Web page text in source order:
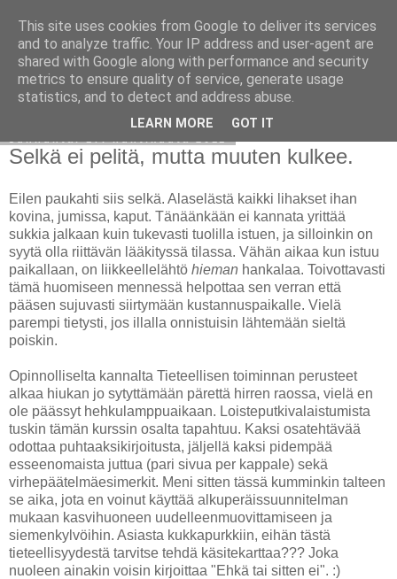
Avoin blogiskelija
Selkä ei pelitä, mutta muuten kulkee.
Eilen paukahti siis selkä. Alaselästä kaikki lihakset ihan
kovina, jumissa, kaput. Tänäänkään ei kannata yrittää
sukkia jalkaan kuin tukevasti tuolilla istuen, ja silloinkin on
syytä olla riittävän lääkityssä tilassa. Vähän aikaa kun istuu
paikallaan, on liikkeellelähtö hieman hankalaa. Toivottavasti
tämä huomiseen mennessä helpottaa sen verran että
pääsen sujuvasti siirtymään kustannuspaikalle. Vielä
parempi tietysti, jos illalla onnistuisin lähtemään sieltä
poiskin.
Opinnolliselta kannalta Tieteellisen toiminnan perusteet
alkaa hiukan jo sytyttämään pärettä hirren raossa, vielä en
ole päässyt hehkulamppuaikaan. Loisteputkivalaistumista
tuskin tämän kurssin osalta tapahtuu. Kaksi osatehtävää
odottaa puhtaaksikirjoitusta, jäljellä kaksi pidempää
esseenomaista juttua (pari sivua per kappale) sekä
virhepäätelmäesimerkit. Meni sitten tässä kumminkin talteen
se aika, jota en voinut käyttää alkuperäissuunnitelman
mukaan kasvihuoneen uudelleenmuovittamiseen ja
siemenkylvöihin. Asiasta kukkapurkkiin, eihän tästä
tieteellisyydestä tarvitse tehdä käsitekarttaa??? Joka
nuoleen ainakin voisin kirjoittaa "Ehkä tai sitten ei". :)
This site uses cookies from Google to deliver its services
and to analyze traffic. Your IP address and user-agent are
shared with Google along with performance and security
metrics to ensure quality of service, generate usage
statistics, and to detect and address abuse.
LEARN MORE GOT IT